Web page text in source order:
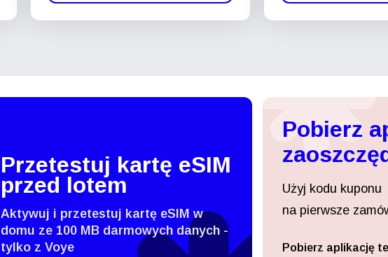
Przetestuj kartę eSIM
przed lotem
Aktywuj i przetestuj kartę eSIM w
domu ze 100 MB darmowych danych -
tylko z Voye
Pobierz
Użyj kodu kuponu
na pierwsze
Pobierz aplikację
Zaloguj się lub zarejestruj